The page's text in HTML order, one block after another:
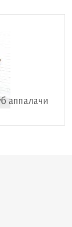
аппалачи